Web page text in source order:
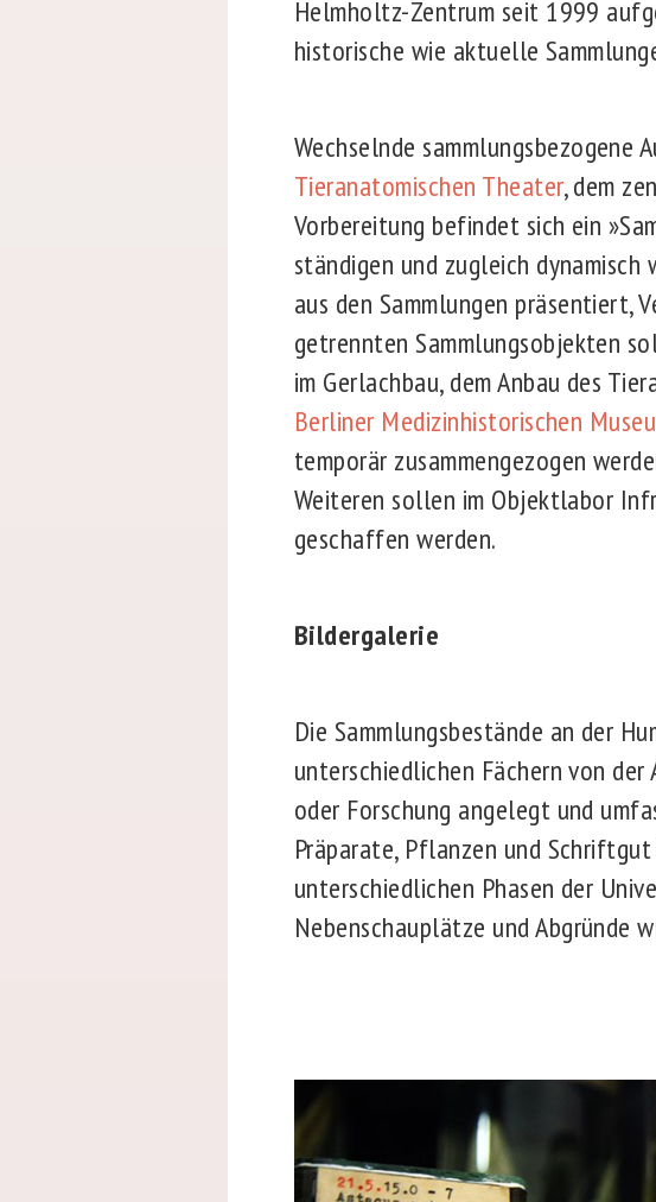
Helmholtz-Zentrum seit 1999
historische wie aktuelle
Wechselnde
Tieranatomischen Theater, dem
Vorbereitung befindet sich ein
ständigen und zugleich
aus den Sammlungen präsentiert,
getrennten Sammlungsobjekten
im Gerlachbau, dem Anbau des
Berliner Medizinhistorischen
temporär zusammengezogen
Weiteren sollen im Objektlabor
geschaffen werden.
Bildergalerie
Die Sammlungsbestände an der
unterschiedlichen Fächern von
oder Forschung angelegt und
Präparate, Pflanzen und
unterschiedlichen Phasen der
Nebenschauplätze und Abgründe